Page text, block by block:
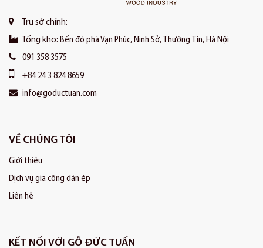
Trụ sở chính:
Tổng kho: Bến đò phà Vạn Phúc, Ninh Sở, Thường Tín, Hà Nội
091 358 3575
+84 24 3 824 8659
info@goductuan.com
VỀ CHÚNG TÔI
Giới thiệu
Dịch vụ gia công dán ép
Liên hệ
KẾT NỐI VỚI GỖ ĐỨC TUẤN